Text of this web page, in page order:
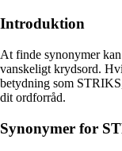
Introduktion
At finde synonymer
vanskeligt krydsord.
betydning som
dit ordforråd.
Synonymer for